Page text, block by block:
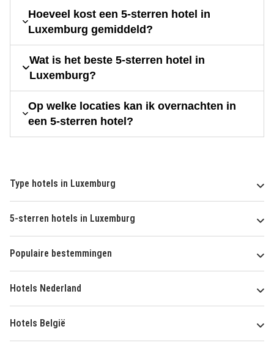
Hoeveel kost een 5-sterren hotel in
Luxemburg gemiddeld?
Wat is het beste 5-sterren hotel in
Luxemburg?
Op welke locaties kan ik overnachten in
een 5-sterren hotel?
Type hotels in Luxemburg
5-sterren hotels in Luxemburg
Populaire bestemmingen
Hotels Nederland
Hotels België